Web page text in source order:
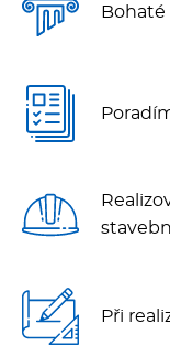
Bohaté
Při